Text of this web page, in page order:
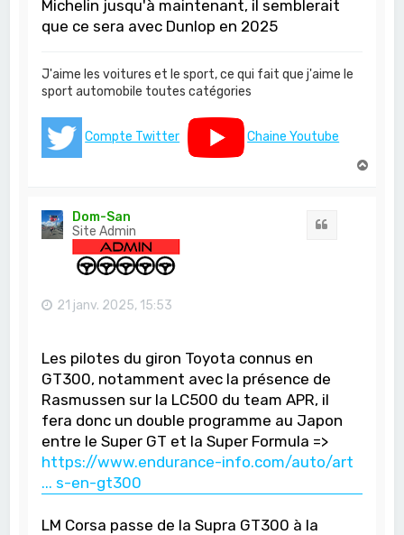
Michelin jusqu'à maintenant, il semblerait
que ce sera avec Dunlop en 2025
J'aime les voitures et le sport, ce qui fait que j'aime le
sport automobile toutes catégories
Compte Twitter
Chaine Youtube
Dom-San
Site Admin
21 janv. 2025, 15:53
Les pilotes du giron Toyota connus en
GT300, notamment avec la présence de
Rasmussen sur la LC500 du team APR, il
fera donc un double programme au Japon
entre le Super GT et la Super Formula =>
https://www.endurance-info.com/auto/art
... s-en-gt300
LM Corsa passe de la Supra GT300 à la